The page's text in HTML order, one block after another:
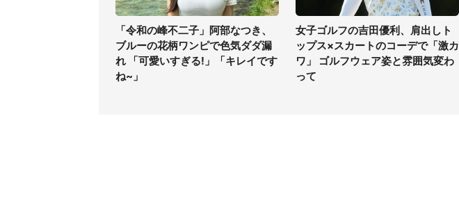
「令和の峰不二子」阿部なつき、
ブルーの花柄ワンピで色気ダダ漏
れ 「可愛いすぎる!」「キレイです
ね~」
女子ゴルフの吉田優利、肩出しト
ップス×スカートのコーデで「激カ
ワ」 ゴルフウェア姿と雰囲気変わ
って